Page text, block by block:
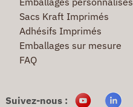
Sacs Kraft Imprimés
Adhésifs Imprimés
Emballages sur mesure
FAQ
Suivez-nous :